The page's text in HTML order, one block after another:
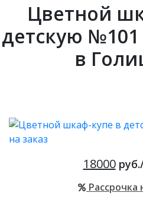
Цветной
детскую
в
18000
Рассрочка